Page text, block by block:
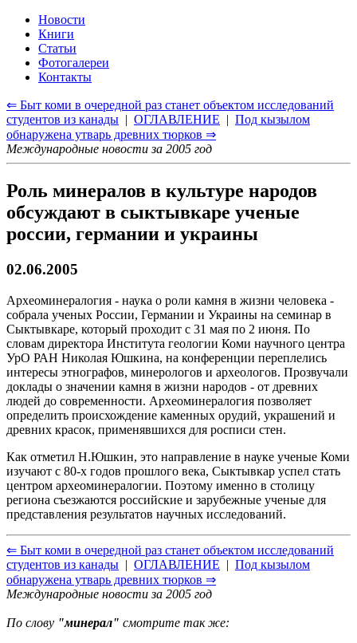
Новости
Книги
Статьи
Фотогалереи
Контакты
⇐ Быт коми в очередной раз станет объектом исследований
студентов из канады | ОГЛАВЛЕНИЕ | Под кызылом
обнаружена утварь древних тюрков ⇒
Международные новости за 2005 год
Роль минералов в культуре народов
обсуждают в сыктывкаре ученые
россии, германии и украины
02.06.2005
Археоминералогия - наука о роли камня в жизни человека -
собрала ученых России, Германии и Украины на семинар в
Сыктывкаре, который проходит с 31 мая по 2 июня. По
словам директора Института геологии Коми научного центра
УрО РАН Николая Юшкина, на конференции переплелись
интересы этнографов, минерологов и археологов. Прозвучали
доклады о значении камня в жизни народов - от древних
людей до современности. Археоминералогия позволяет
определить происхождение каменных орудий, украшений и
древних красок, применявшихся для росписи стен.
Как отметил Н.Юшкин, это направление в науке ученые Коми
изучают с 80-х годов прошлого века, Сыктывкар успел стать
центром археоминералогии. Поэтому именно в столицу
региона съезжаются российские и зарубежные ученые для
представления результатов научных исследований.
⇐ Быт коми в очередной раз станет объектом исследований
студентов из канады | ОГЛАВЛЕНИЕ | Под кызылом
обнаружена утварь древних тюрков ⇒
Международные новости за 2005 год
По слову "минерал" смотрите так же: